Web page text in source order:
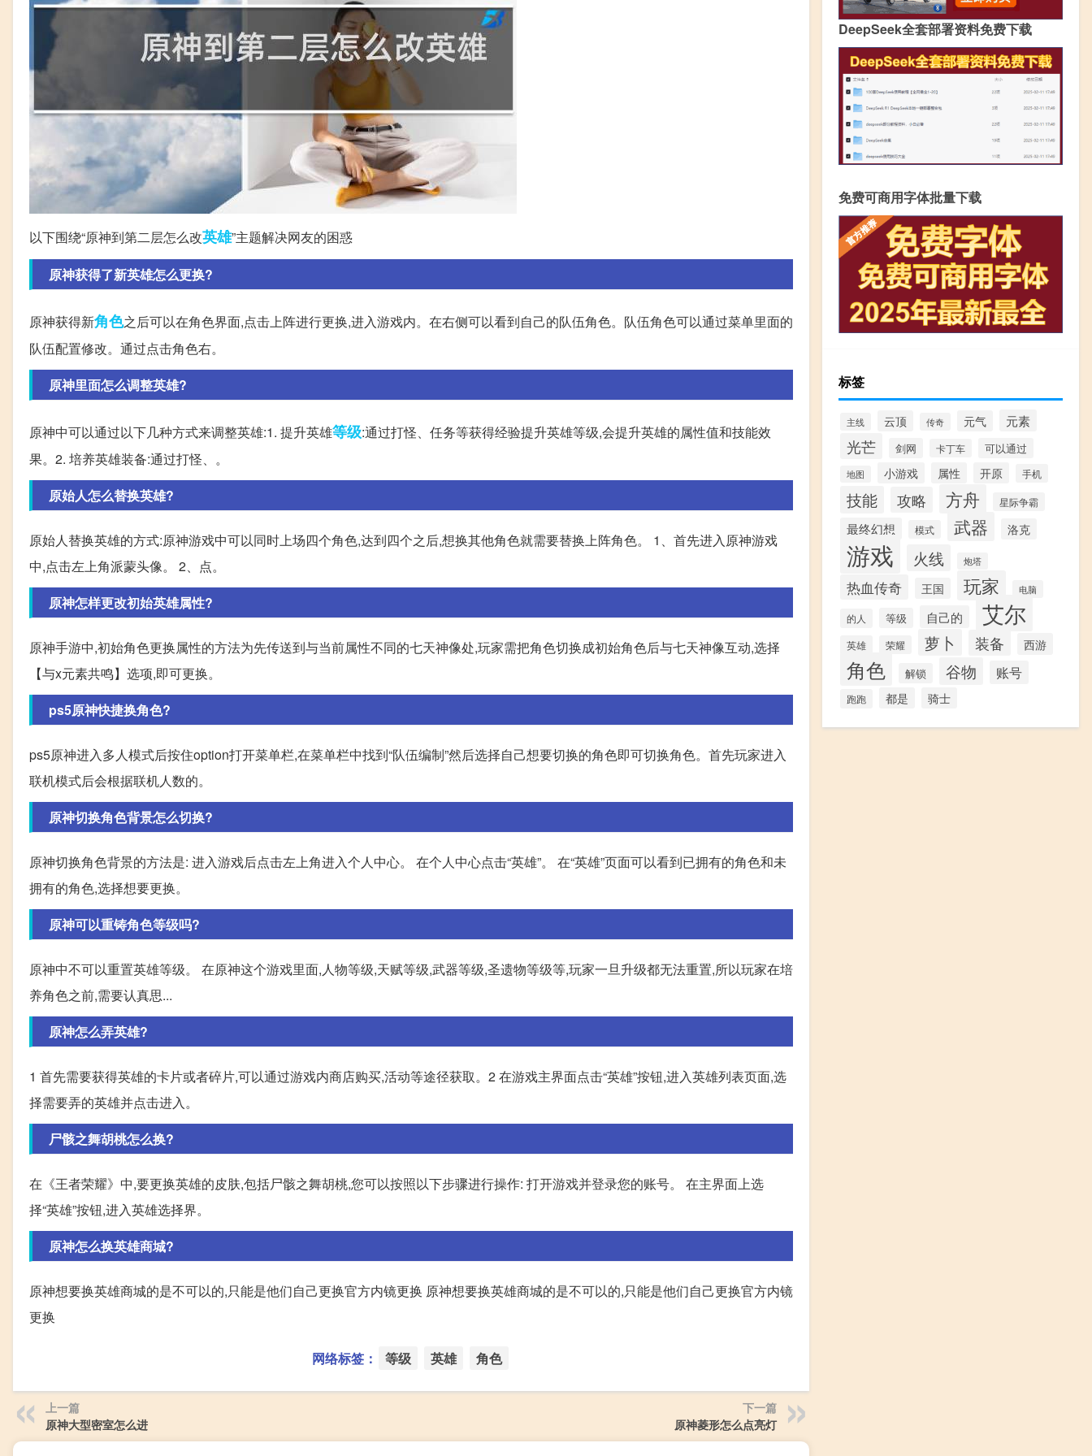
以下围绕“原神到第二层怎么改英雄”主题解决网友的困惑
原神获得了新英雄怎么更换?
原神获得新角色之后可以在角色界面,点击上阵进行更换,进入游戏内。在右侧可以看到自己的队伍角色。队伍角色可以通过菜单里面的
队伍配置修改。通过点击角色右。
原神里面怎么调整英雄?
原神中可以通过以下几种方式来调整英雄:1. 提升英雄等级:通过打怪、任务等获得经验提升英雄等级,会提升英雄的属性值和技能效
果。2. 培养英雄装备:通过打怪、。
原始人怎么替换英雄?
原始人替换英雄的方式:原神游戏中可以同时上场四个角色,达到四个之后,想换其他角色就需要替换上阵角色。 1、首先进入原神游戏
中,点击左上角派蒙头像。 2、点。
原神怎样更改初始英雄属性?
原神手游中,初始角色更换属性的方法为先传送到与当前属性不同的七天神像处,玩家需把角色切换成初始角色后与七天神像互动,选择
【与x元素共鸣】选项,即可更换。
ps5原神快捷换角色?
ps5原神进入多人模式后按住option打开菜单栏,在菜单栏中找到“队伍编制”然后选择自己想要切换的角色即可切换角色。首先玩家进入
联机模式后会根据联机人数的。
原神切换角色背景怎么切换?
原神切换角色背景的方法是: 进入游戏后点击左上角进入个人中心。 在个人中心点击“英雄”。 在“英雄”页面可以看到已拥有的角色和未
拥有的角色,选择想要更换。
原神可以重铸角色等级吗?
原神中不可以重置英雄等级。 在原神这个游戏里面,人物等级,天赋等级,武器等级,圣遗物等级等,玩家一旦升级都无法重置,所以玩家在培
养角色之前,需要认真思...
原神怎么弄英雄?
1 首先需要获得英雄的卡片或者碎片,可以通过游戏内商店购买,活动等途径获取。2 在游戏主界面点击“英雄”按钮,进入英雄列表页面,选
择需要弄的英雄并点击进入。
尸骸之舞胡桃怎么换?
在《王者荣耀》中,要更换英雄的皮肤,包括尸骸之舞胡桃,您可以按照以下步骤进行操作: 打开游戏并登录您的账号。 在主界面上选
择“英雄”按钮,进入英雄选择界。
原神怎么换英雄商城?
原神想要换英雄商城的是不可以的,只能是他们自己更换官方内镜更换 原神想要换英雄商城的是不可以的,只能是他们自己更换官方内镜
更换
网络标签： 等级 英雄 角色
上一篇
原神大型密室怎么进
下一篇
原神菱形怎么点亮灯
DeepSeek全套部署资料免费下载
免费可商用字体批量下载
标签
主线 云顶 传奇 元气 元素
光芒 剑网 卡丁车 可以通过
地图 小游戏 属性 开原 手机
技能 攻略 方舟 星际争霸
最终幻想 模式 武器 洛克
游戏 火线 炮塔
热血传奇 王国 玩家 电脑
的人 等级 自己的 艾尔
英雄 荣耀 萝卜 装备 西游
角色 解锁 谷物 账号
跑跑 都是 骑士